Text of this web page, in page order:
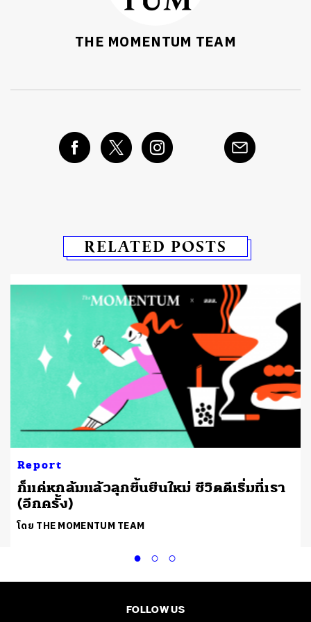
THE MOMENTUM TEAM
RELATED POSTS
Report
ก็แค่หกล้มแล้วลุกขึ้นยืนใหม่ ชีวิตดีเริ่มที่เรา
(อีกครั้ง)
โดย THE MOMENTUM TEAM
FOLLOW US